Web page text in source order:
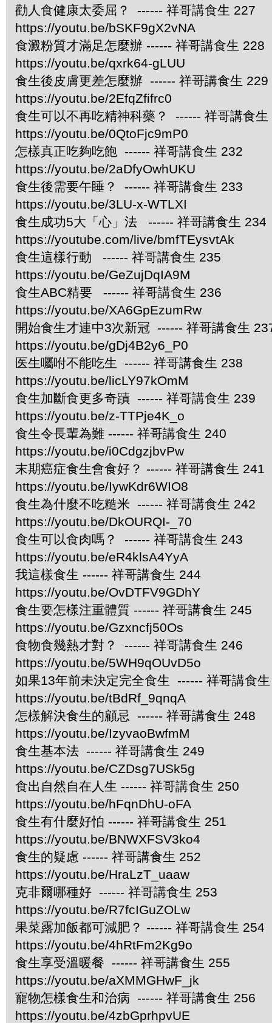
勸人食健康太委屈？ ------ 祥哥講食生 227
https://youtu.be/bSKF9gX2vNA
食澱粉質才滿足怎麼辦 ------ 祥哥講食生 228
https://youtu.be/qxrk64-gLUU
食生後皮膚更差怎麼辦 ------ 祥哥講食生 229
https://youtu.be/2EfqZfifrc0
食生可以不再吃精神科藥？ ------ 祥哥講食生
https://youtu.be/0QtoFjc9mP0
怎樣真正吃夠吃飽 ------ 祥哥講食生 232
https://youtu.be/2aDfyOwhUKU
食生後需要午睡？ ------ 祥哥講食生 233
https://youtu.be/3LU-x-WTLXI
食生成功5大「心」法 ------ 祥哥講食生 234
https://youtube.com/live/bmfTEysvtAk
食生這樣行動 ------ 祥哥講食生 235
https://youtu.be/GeZujDqIA9M
食生ABC精要 ------ 祥哥講食生 236
https://youtu.be/XA6GpEzumRw
開始食生才連中3次新冠 ------ 祥哥講食生
https://youtu.be/gDj4B2y6_P0
医生囑咐不能吃生 ------ 祥哥講食生 238
https://youtu.be/licLY97kOmM
食生加斷食更多奇蹟 ------ 祥哥講食生 239
https://youtu.be/z-TTPje4K_o
食生令長輩為難 ------ 祥哥講食生 240
https://youtu.be/i0CdgzjbvPw
末期癌症食生會食好？ ------ 祥哥講食生 241
https://youtu.be/IywKdr6WIO8
食生為什麼不吃糙米 ------ 祥哥講食生 242
https://youtu.be/DkOURQI-_70
食生可以食肉嗎？ ------ 祥哥講食生 243
https://youtu.be/eR4klsA4YyA
我這樣食生 ------ 祥哥講食生 244
https://youtu.be/OvDTFV9GDhY
食生要怎樣注重體質 ------ 祥哥講食生 245
https://youtu.be/Gzxncfj50Os
食物食幾熱才對？ ------ 祥哥講食生 246
https://youtu.be/5WH9qOUvD5o
如果13年前未決定完全食生 ------ 祥哥講食
https://youtu.be/tBdRf_9qnqA
怎樣解決食生的顧忌 ------ 祥哥講食生 248
https://youtu.be/IzyvaoBwfmM
食生基本法 ------ 祥哥講食生 249
https://youtu.be/CZDsg7USk5g
食出自然自在人生 ------ 祥哥講食生 250
https://youtu.be/hFqnDhU-oFA
食生有什麼好怕 ------ 祥哥講食生 251
https://youtu.be/BNWXFSV3ko4
食生的疑慮 ------ 祥哥講食生 252
https://youtu.be/HraLzT_uaaw
克非爾哪種好 ------ 祥哥講食生 253
https://youtu.be/R7fcIGuZOLw
果菜露加飯都可減肥？ ------ 祥哥講食生 254
https://youtu.be/4hRtFm2Kg9o
食生享受溫暖餐 ------ 祥哥講食生 255
https://youtu.be/aXMMGHwF_jk
寵物怎樣食生和治病 ------ 祥哥講食生 256
https://youtu.be/4zbGprhpvUE